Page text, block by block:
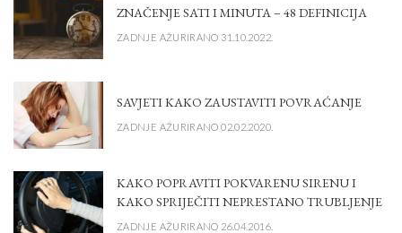
ZNAČENJE SATI I MINUTA – 48 DEFINICIJA
ZADNJE AŽURIRANO 31.10.2022.
SAVJETI KAKO ZAUSTAVITI POVRAĆANJE
ZADNJE AŽURIRANO 02.02.2020.
KAKO POPRAVITI POKVARENU SIRENU I
KAKO SPRIJEČITI NEPRESTANO TRUBLJENJE
ZADNJE AŽURIRANO 26.04.2016.